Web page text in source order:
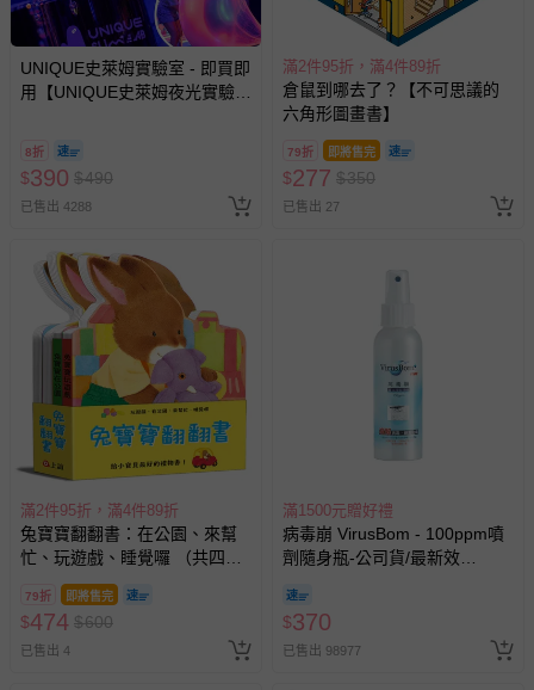
UNIQUE史萊姆實驗室 - 即買即
用【UNIQUE史萊姆夜光實驗室
訂單編號兌換，逾期作廢) (大
人小孩均一價(3歲以上需購票))
8折
$390 $490
已售出 4288
滿2件95折，滿4件89折
倉鼠到哪去了？【不可思議的
六角形圖畫書】
79折 即將售完
$277 $350
已售出 27
滿2件95折，滿4件89折
兔寶寶翻翻書：在公園、來幫
忙、玩遊戲、睡覺囉 （共四
79折 即將售完
$474 $600
已售出 4
滿1500元贈好禮
病毒崩 VirusBom - 100ppm噴
劑隨身瓶-公司貨/最新效
$370
已售出 98977